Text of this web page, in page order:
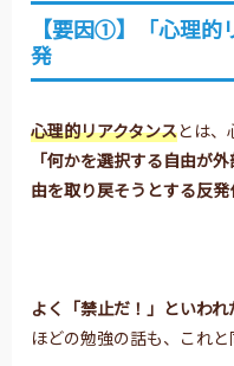
【要因①】「心理的
発
心理的リアクタンスとは、
「何かを選択する自由が
由を取り戻そうとする反発
よく「禁止だ！」といわれ
ほどの勉強の話も、これと